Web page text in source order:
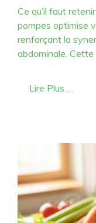
Ce qu’il faut
pompes optimise
renforçant la
abdominale. Cette
Lire Plus …